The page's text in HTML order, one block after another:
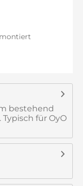
bestehend
für OyO